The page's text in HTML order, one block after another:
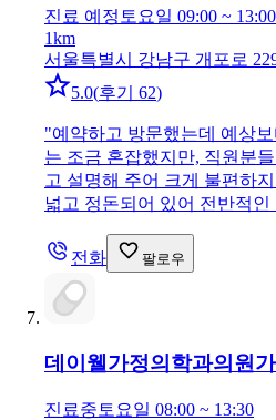
진료 예정 토요일 09:00 ~ 13:00
1km
서울특별시 강남구 개포로
5.0(후기 62)
"예약하고 방문했는데 예상
는 조금 혼잡했지만, 직원분
고 설명해 주어 크게 불편하
넓고 정돈되어 있어 전반적인
전화 팔로우
데이웰가정의학과의원
진료중 토요일 08:00 ~ 13:30